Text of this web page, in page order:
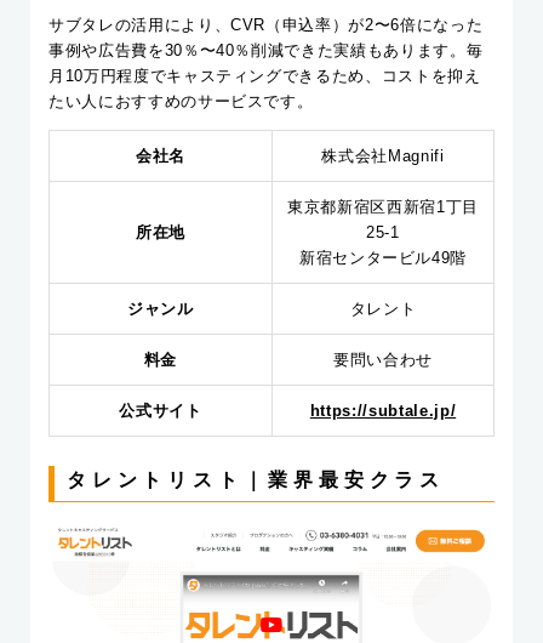
サブタレの活用により、CVR（申込率）が2〜6倍になった
事例や広告費を30％〜40％削減できた実績もあります。毎
月10万円程度でキャスティングできるため、コストを抑え
たい人におすすめのサービスです。
会社名 株式会社Magnifi
所在地
東京都新宿区西新宿1丁目
25-1
新宿センタービル49階
ジャンル タレント
料金 要問い合わせ
公式サイト https://subtale.jp/
タレントリスト｜業界最安クラス